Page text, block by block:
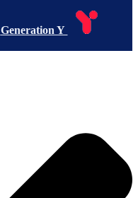
Generation Y